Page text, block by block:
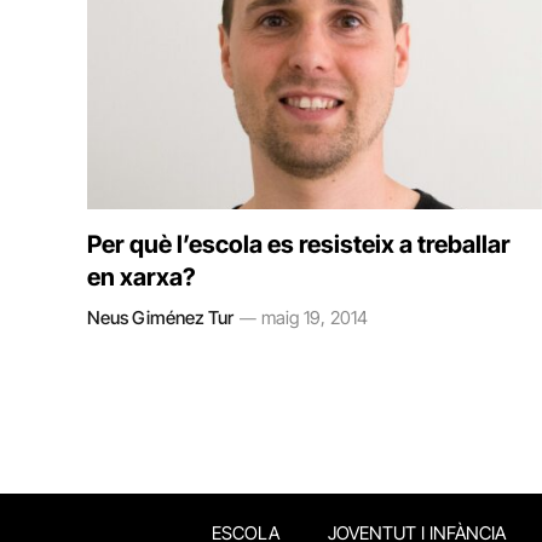
Per què l’escola es resisteix a treballar
en xarxa?
Neus Giménez Tur maig 19, 2014
ESCOLA JOVENTUT I INFÀNCIA